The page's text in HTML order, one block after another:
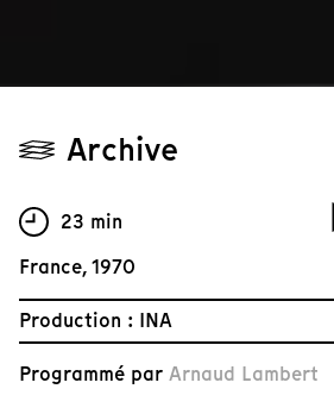
Archive
23 min
France, 1970
Production : INA
Programmé par Arnaud Lambert